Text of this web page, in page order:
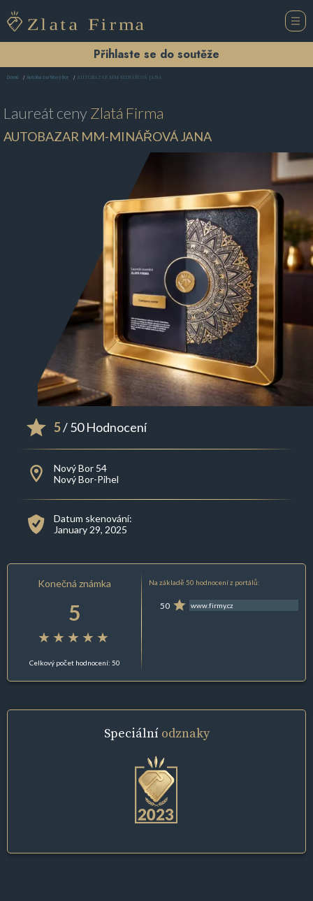
Přihlaste se do soutěže
Domů Autobazar Nový Bor AUTOBAZAR MM-MINÁŘOVÁ JANA
Laureát cenyZlatá Firma
AUTOBAZAR MM-MINÁŘOVÁ JANA
5/ 50 Hodnocení
Nový Bor 54
Nový Bor-Pihel
Datum skenování:
January 29, 2025
Konečná známka
5
Celkový počet hodnocení: 50
Na základě 50 hodnocení z portálů:
50 www.firmy.cz
Speciální odznaky